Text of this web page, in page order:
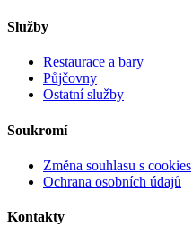
Služby
Restaurace a bary
Půjčovny
Ostatní služby
Soukromí
Změna souhlasu s cookies
Ochrana osobních údajů
Kontakty